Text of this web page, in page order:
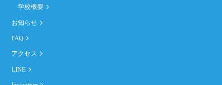
学校概要
お知らせ
FAQ
アクセス
LINE